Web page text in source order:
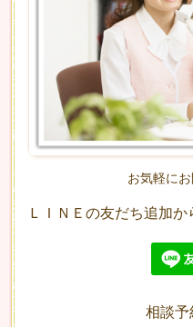
お気軽に
ＬＩＮＥの友だち追加か
相談予